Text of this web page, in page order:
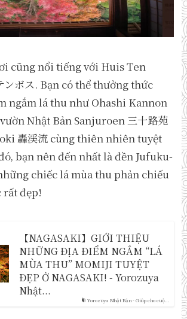
cũng nổi tiếng với Huis Ten
ンボス. Bạn có thể thưởng thức
ngắm lá thu như Ohashi Kannon
Nhật Bản Sanjuroen 三十路苑
轟渓流 cùng thiên nhiên tuyệt
bạn nên đến nhất là đền Jufuku-
chiếc lá mùa thu phản chiếu
đẹp!
Yorozuya Nhật Bản - Giúp cho cuộ...
【NAGASAKI】GIỚI THIỆU
NHỮNG ĐỊA ĐIỂM NGẮM “LÁ
MÙA THU” MOMIJI TUYỆT
ĐẸP Ở NAGASAKI! - Yorozuya
Nhật...